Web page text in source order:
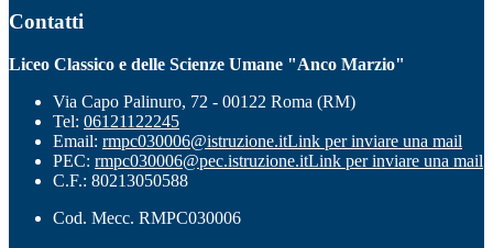
Contatti
Liceo Classico e delle Scienze Umane "Anco Marzio"
Via Capo Palinuro, 72 - 00122 Roma (RM)
Tel: 06121122245
Email: rmpc030006@istruzione.itLink per inviare una mail
PEC: rmpc030006@pec.istruzione.itLink per inviare una mail
C.F.: 80213050588
Cod. Mecc. RMPC030006